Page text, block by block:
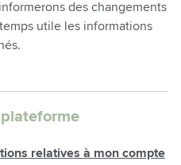
des changements
utile les informations
relatives à mon compte